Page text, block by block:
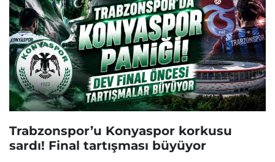
Trabzonspor’u Konyaspor korkusu
sardı! Final tartışması büyüyor